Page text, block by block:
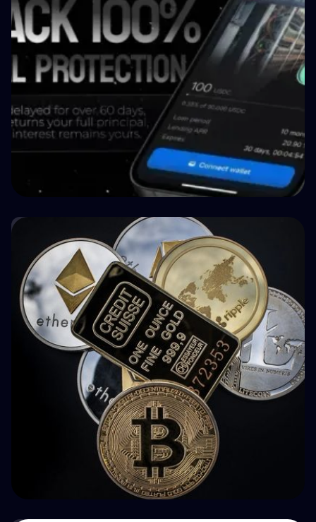
Crypto P2P Lending vs. Traditional P2P
Lending: A 2026 Comparison
How BuyBack Protection Works in P2P
Lending (and What It Doesn't Do)